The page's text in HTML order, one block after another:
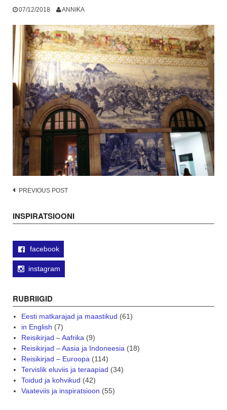
07/12/2018 ANNIKA
Post
PREVIOUS POST
INSPIRATSIOONI
facebook
instagram
RUBRIIGID
Eesti matkarajad ja maastikud (61)
in English (7)
Reisikirjad – Aafrika(9)
Reisikirjad – Aasia ja Indoneesia(18)
Reisikirjad – Euroopa(114)
Tervislik eluviis ja teraapiad (34)
Toidud ja kohvikud (42)
Vaateviis ja inspiratsioon (55)